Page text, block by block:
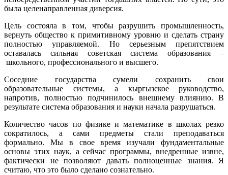
была целенаправленная диверсия.
Цель состояла в том, чтобы разрушить промышленность,
вернуть общество к примитивному уровню и сделать страну
полностью управляемой. Но серьезным препятствием
оставалась сильная советская система образования –
школьного, профессионального и высшего.
Соседние государства сумели сохранить свои
образовательные системы, а кыргызское руководство,
напротив, полностью подчинилось внешнему влиянию. В
результате система образования и науки начала разрушаться.
Количество часов по физике и математике в школах резко
сократилось, а сами предметы стали преподаваться
формально. Мы в свое время изучали фундаментальные
основы этих наук, а сейчас программы, внедренные извне,
фактически не позволяют давать полноценные знания. Я
считаю, что это было сделано сознательно.